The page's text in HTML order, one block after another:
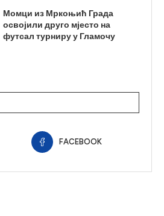
Момци из Мркоњић Града
освојили друго мјесто на
футсал турниру у Гламочу
FACEBOOK